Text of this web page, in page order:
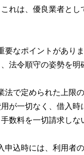
れは、優良業者と
なポイントがあり
法令順守の姿勢を明
で定められた上限
が一切なく、借入時
数料を一切請求しな
込時には、利用者